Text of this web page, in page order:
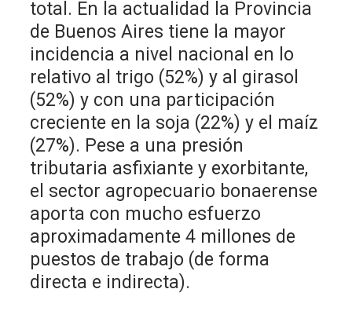
total. En la actualidad la Provincia
de Buenos Aires tiene la mayor
incidencia a nivel nacional en lo
relativo al trigo (52%) y al girasol
(52%) y con una participación
creciente en la soja (22%) y el maíz
(27%). Pese a una presión
tributaria asfixiante y exorbitante,
el sector agropecuario bonaerense
aporta con mucho esfuerzo
aproximadamente 4 millones de
puestos de trabajo (de forma
directa e indirecta).